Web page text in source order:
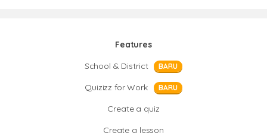
Features
School & District
BARU
Quizizz for Work BARU
Create a quiz
Create a lesson